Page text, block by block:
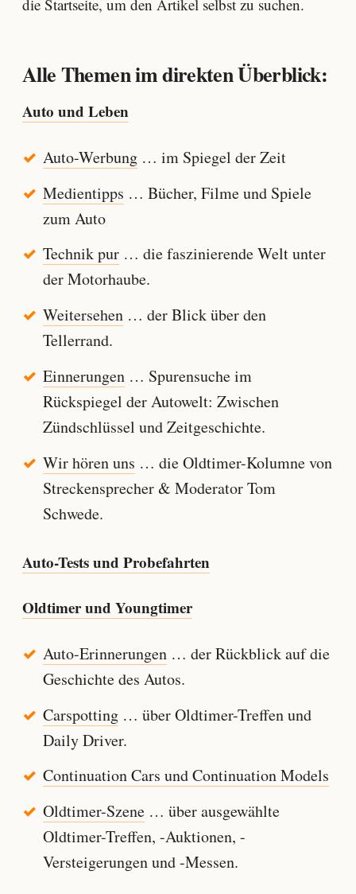
die Startseite, um den Artikel selbst zu suchen.
Alle Themen im direkten Überblick:
Auto und Leben
Auto-Werbung… im Spiegel der Zeit
Medientipps … Bücher, Filme und Spiele
zum Auto
Technik pur… die faszinierende Welt unter
der Motorhaube.
Weitersehen… der Blick über den
Tellerrand.
Einnerungen… Spurensuche im
Rückspiegel der Autowelt: Zwischen
Zündschlüssel und Zeitgeschichte.
Wir hören uns … die Oldtimer-Kolumne von
Streckensprecher & Moderator Tom
Schwede.
Auto-Tests und Probefahrten
Oldtimer und Youngtimer
Auto-Erinnerungen… der Rückblick auf die
Geschichte des Autos.
Carspotting… über Oldtimer-Treffen und
Daily Driver.
Continuation Cars und Continuation Models
Oldtimer-Szene… über ausgewählte
Oldtimer-Treffen, -Auktionen, -
Versteigerungen und -Messen.